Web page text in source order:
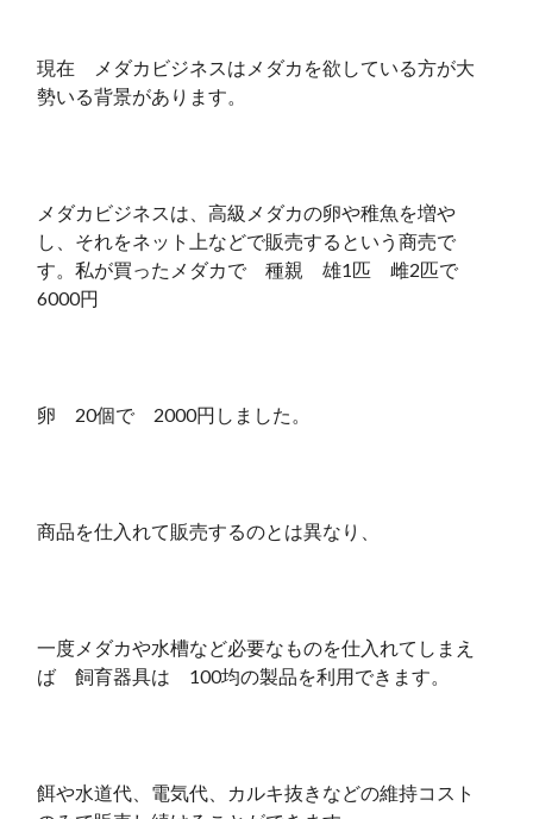
現在 メダカビジネスはメダカを欲している方が大
勢いる背景があります。
メダカビジネスは、高級メダカの卵や稚魚を増や
し、それをネット上などで販売するという商売で
す。私が買ったメダカで 種親 雄1匹 雌2匹で
6000円
卵 20個で 2000円しました。
商品を仕入れて販売するのとは異なり、
一度メダカや水槽など必要なものを仕入れてしまえ
ば 飼育器具は 100均の製品を利用できます。
餌や水道代、電気代、カルキ抜きなどの維持コスト